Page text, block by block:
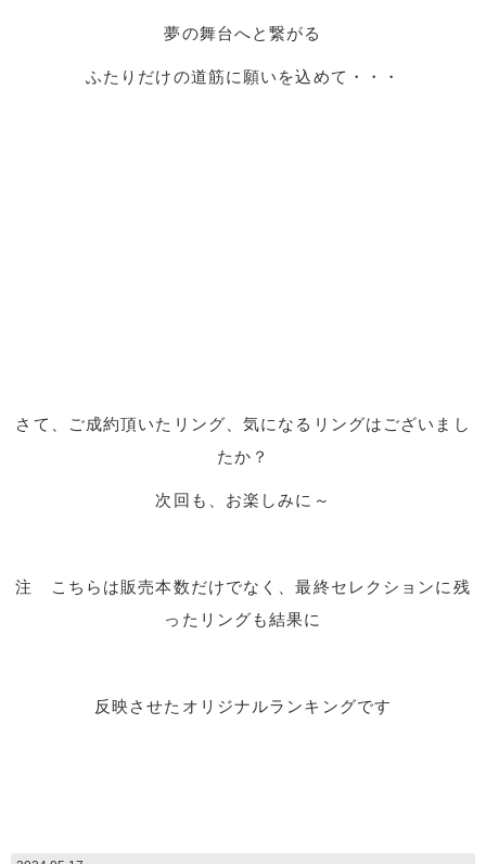
夢の舞台へと繋がる
ふたりだけの道筋に願いを込めて・・・
さて、ご成約頂いたリング、気になるリングはございまし
たか？
次回も、お楽しみに～
注 こちらは販売本数だけでなく、最終セレクションに残
ったリングも結果に
反映させたオリジナルランキングです